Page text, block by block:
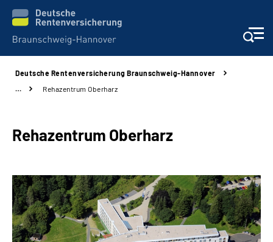
Karriere
Presse
Deutsche Rentenversicherung Braunschweig-Hannover
…
Rehazentrum Oberharz
Rehazentrum Oberharz